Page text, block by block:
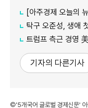
[아주경제 오늘의 뉴스 종합] 김민
탁구 오준성, 생애
트럼프 측근 경영 美 석
기자의 다른기사
©'5개국어 글로벌 경제신문' 아